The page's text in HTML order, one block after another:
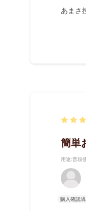
あまさ
簡単
用途:普段